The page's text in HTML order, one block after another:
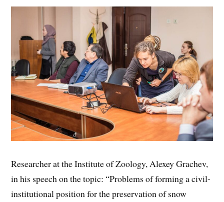
Researcher at the Institute of Zoology, Alexey Grachev,
in his speech on the topic: “Problems of forming a civil-
institutional position for the preservation of snow